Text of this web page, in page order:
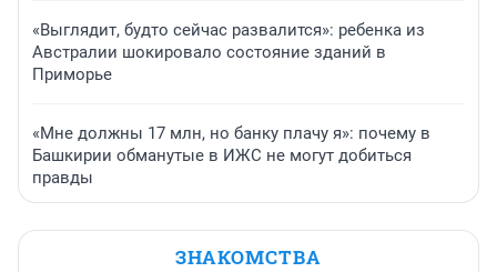
«Выглядит, будто сейчас развалится»: ребенка из
Австралии шокировало состояние зданий в
Приморье
«Мне должны 17 млн, но банку плачу я»: почему в
Башкирии обманутые в ИЖС не могут добиться
правды
ЗНАКОМСТВА